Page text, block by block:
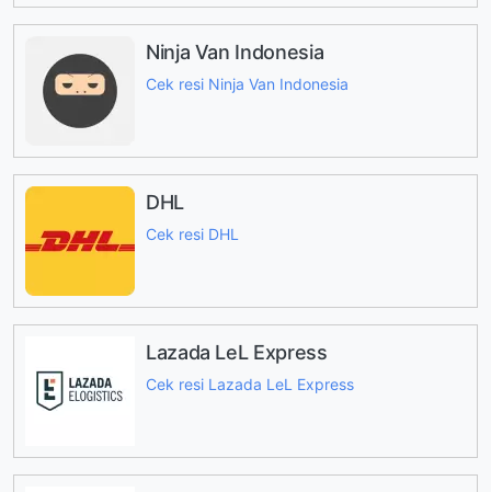
Ninja Van Indonesia
Cek resi Ninja Van Indonesia
DHL
Cek resi DHL
Lazada LeL Express
Cek resi Lazada LeL Express